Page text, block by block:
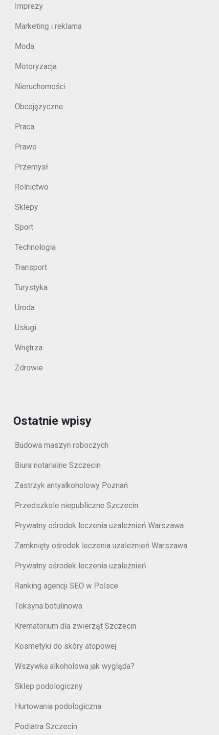
Imprezy
Marketing i reklama
Moda
Motoryzacja
Nieruchomości
Obcojęzyczne
Praca
Prawo
Przemysł
Rolnictwo
Sklepy
Sport
Technologia
Transport
Turystyka
Uroda
Usługi
Wnętrza
Zdrowie
Ostatnie wpisy
Budowa maszyn roboczych
Biura notarialne Szczecin
Zastrzyk antyalkoholowy Poznań
Przedszkole niepubliczne Szczecin
Prywatny ośrodek leczenia uzależnień Warszawa
Zamknięty ośrodek leczenia uzależnień Warszawa
Prywatny ośrodek leczenia uzależnień
Ranking agencji SEO w Polsce
Toksyna botulinowa
Krematorium dla zwierząt Szczecin
Kosmetyki do skóry atopowej
Wszywka alkoholowa jak wygląda?
Sklep podologiczny
Hurtowania podologiczna
Podiatra Szczecin